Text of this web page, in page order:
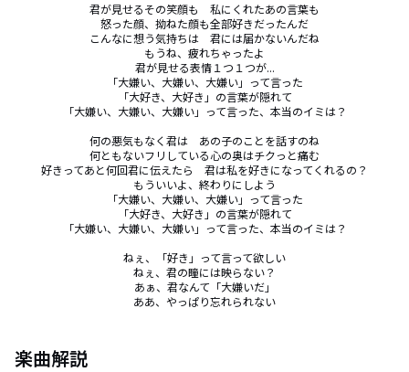
君が見せるその笑顔も　私にくれたあの言葉も
怒った顔、拗ねた顔も全部好きだったんだ
こんなに想う気持ちは　君には届かないんだね
もうね、疲れちゃったよ
君が見せる表情１つ１つが...
「大嫌い、大嫌い、大嫌い」って言った
「大好き、大好き」の言葉が隠れて
「大嫌い、大嫌い、大嫌い」って言った、本当のイミは？
何の悪気もなく君は　あの子のことを話すのね
何ともないフリしている心の奥はチクっと痛む
好きってあと何回君に伝えたら　君は私を好きになってくれるの？
もういいよ、終わりにしよう
「大嫌い、大嫌い、大嫌い」って言った
「大好き、大好き」の言葉が隠れて
「大嫌い、大嫌い、大嫌い」って言った、本当のイミは？
ねぇ、「好き」って言って欲しい
ねぇ、君の瞳には映らない？
あぁ、君なんて「大嫌いだ」
ああ、やっぱり忘れられない
楽曲解説